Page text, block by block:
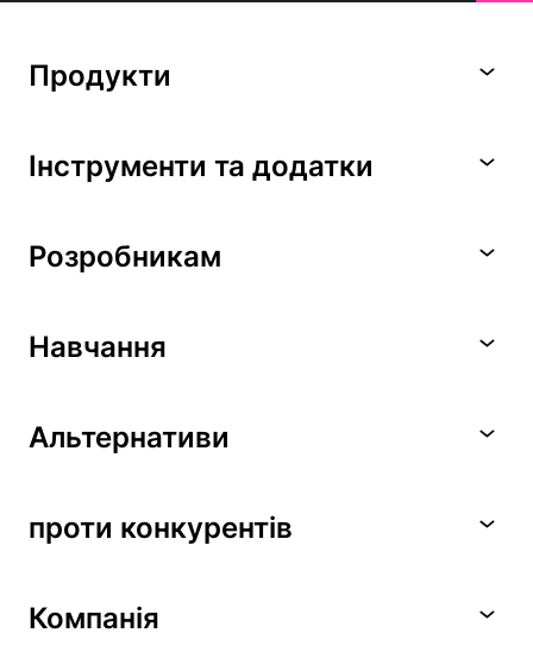
Продукти
Інструменти та додатки
Розробникам
Навчання
Альтернативи
проти конкурентів
Компанія